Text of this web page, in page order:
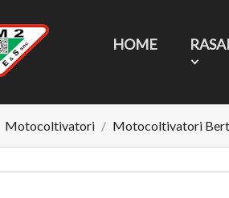
HOME
Motocoltivatori Motocoltivatori